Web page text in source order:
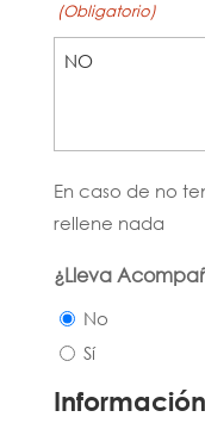
(Obligatorio)
En caso de no
rellene nada
¿Lleva
No
Sí